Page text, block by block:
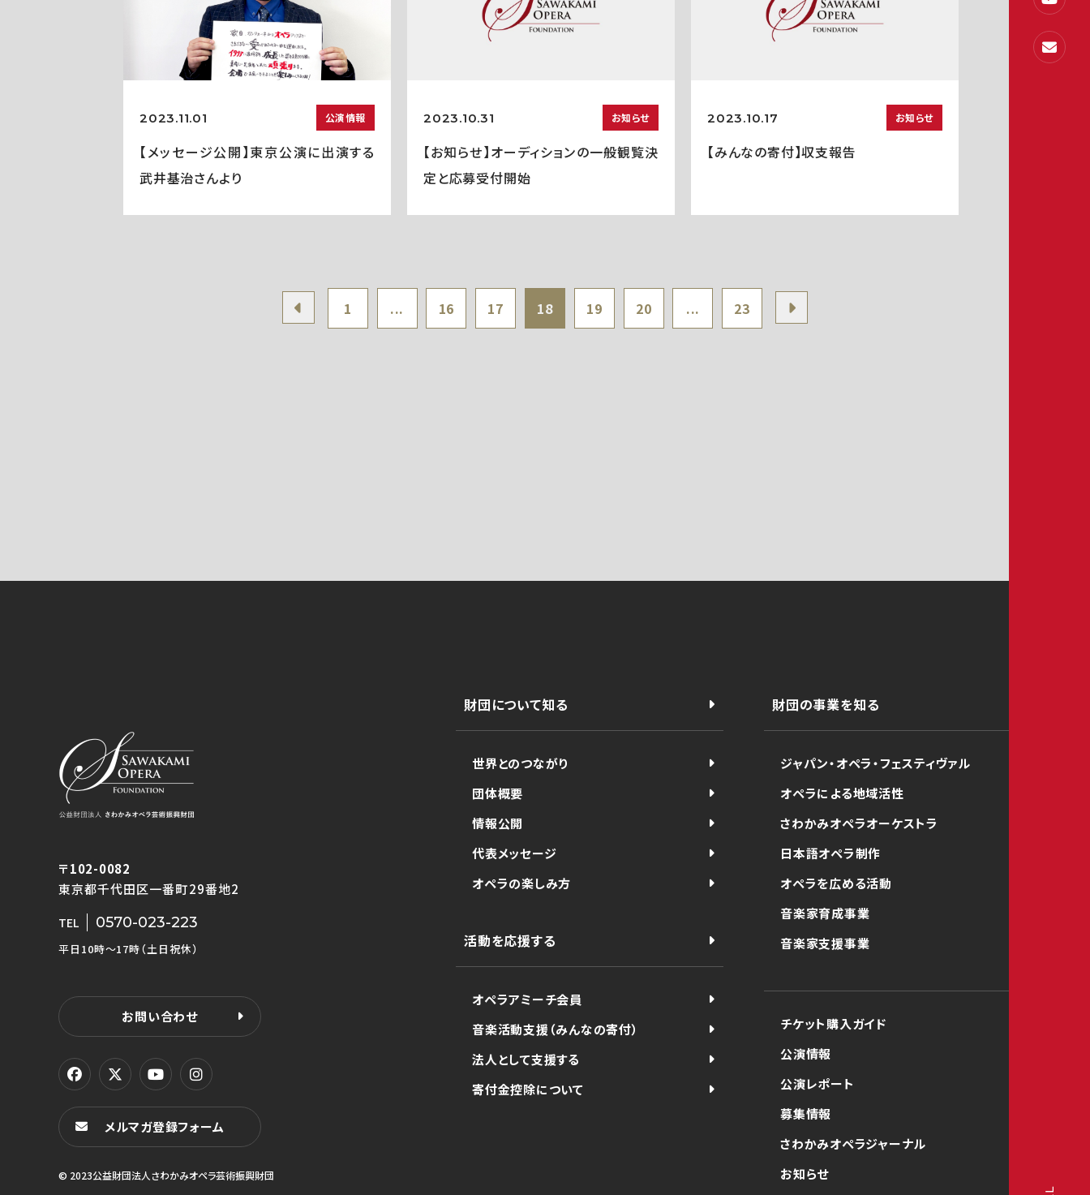
2023.11.01 公演情報
【メッセージ公開】東京公演に出演する
武井基治さんより
2023.10.31 お知らせ
【お知らせ】オーディションの一般観覧決
定と応募受付開始
2023.10.17 お知らせ
【みんなの寄付】収支報告
1 ... 16 17 18 19 20 ... 23
〒102-0082
東京都千代田区一番町29番地2
TEL 0570-023-223
平日10時〜17時（土日祝休）
お問い合わせ
メルマガ登録フォーム
© 2023公益財団法人さわかみオペラ芸術振興財団
財団について知る
世界とのつながり
団体概要
情報公開
代表メッセージ
オペラの楽しみ方
活動を応援する
オペラアミーチ会員
音楽活動支援（みんなの寄付）
法人として支援する
寄付金控除について
財団の事業を知る
ジャパン・オペラ・フェスティヴァル
オペラによる地域活性
さわかみオペラオーケストラ
日本語オペラ制作
オペラを広める活動
音楽家育成事業
音楽家支援事業
チケット購入ガイド
公演情報
公演レポート
募集情報
さわかみオペラジャーナル
お知らせ